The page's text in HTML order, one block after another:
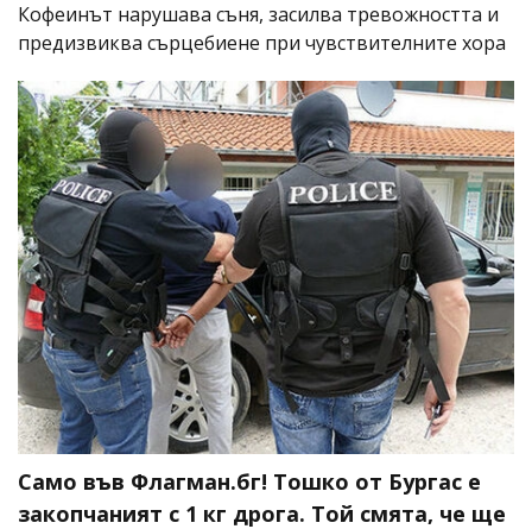
Кофеинът нарушава съня, засилва тревожността и
предизвиква сърцебиене при чувствителните хора
Само във Флагман.бг! Тошко от Бургас е
закопчаният с 1 кг дрога. Той смята, че ще